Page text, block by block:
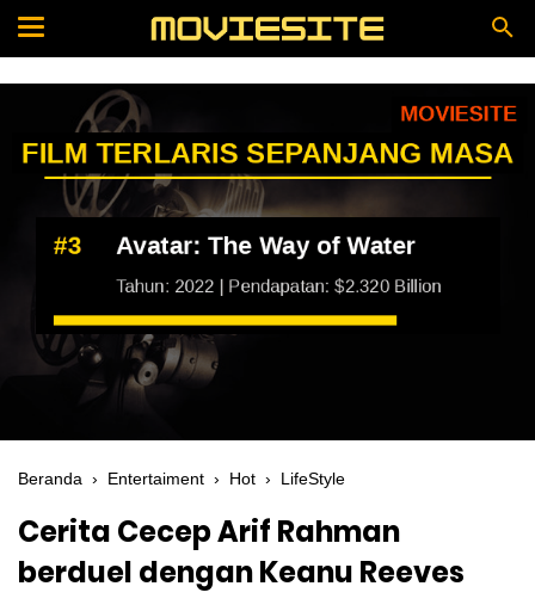
Beranda › Entertaiment › Hot › LifeStyle
Cerita Cecep Arif Rahman
berduel dengan Keanu Reeves